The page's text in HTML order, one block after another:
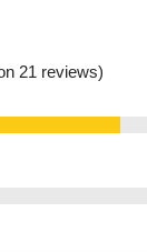
21 reviews)